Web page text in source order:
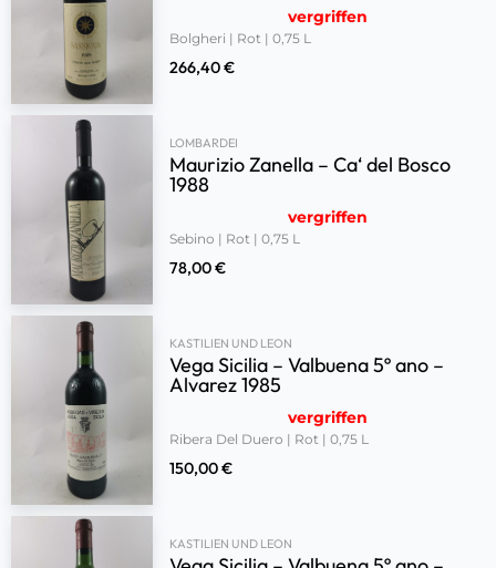
vergriffen
Bolgheri | Rot | 0,75 L
266,40€
LOMBARDEI
Maurizio Zanella – Ca‘ del Bosco
1988
vergriffen
Sebino | Rot | 0,75 L
78,00€
KASTILIEN UND LEON
Vega Sicilia – Valbuena 5º ano –
Alvarez 1985
vergriffen
Ribera Del Duero | Rot | 0,75 L
150,00€
KASTILIEN UND LEON